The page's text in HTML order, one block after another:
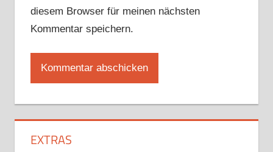
diesem Browser für meinen nächsten
Kommentar speichern.
EXTRAS